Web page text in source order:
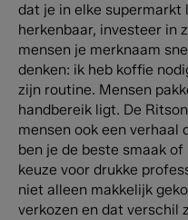
dat je in elke supermarkt
herkenbaar, investeer in
mensen je merknaam
denken: ik heb koffie
zijn routine. Mensen
handbereik ligt. De
mensen ook een
ben je de beste smaak
keuze voor drukke
niet alleen makkelijk
verkozen en dat verschil